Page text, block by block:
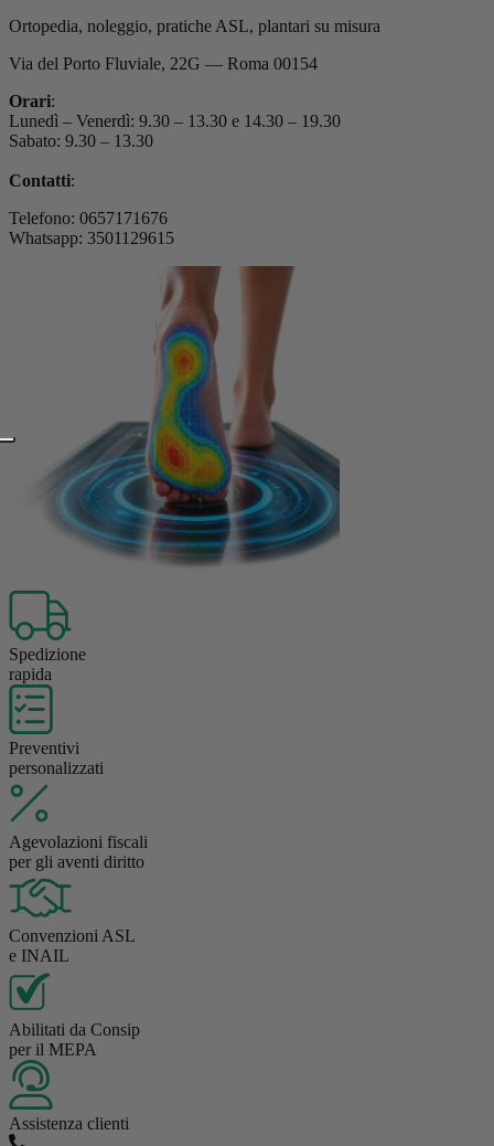
Ortopedia, noleggio, pratiche ASL, plantari su misura
Via del Porto Fluviale, 22G — Roma 00154
Orari:
Lunedì – Venerdì: 9.30 – 13.30 e 14.30 – 19.30
Sabato: 9.30 – 13.30
Contatti:
Telefono: 0657171676
Whatsapp: 3501129615
Spedizione
rapida
Preventivi
personalizzati
Agevolazioni fiscali
per gli aventi diritto
Convenzioni ASL
e INAIL
Abilitati da Consip
per il MEPA
Assistenza clienti